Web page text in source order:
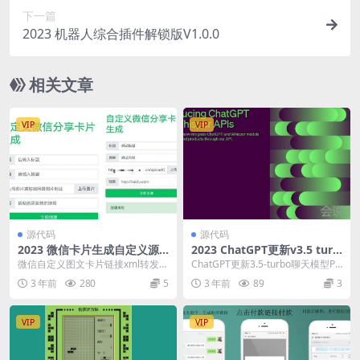
下一篇
2023 机器人综合插件解锁版V1.0.0
相关文章
VIP
源代码
2023 微信卡片生成自定义源
码
微信自定义图文卡片链接xml转发链
接跳转消息微信卡片生成源码工
具，微信打赏卡片源...
3 年前 280 5
VIP
源代码
2023 ChatGPT更新v3.5 turb
oPHP请求API源码
ChatGPT更新3.5-turbo聊天模型PH
P请求API源码，模型由原来的t...
3 年前 89 3
VIP VIP